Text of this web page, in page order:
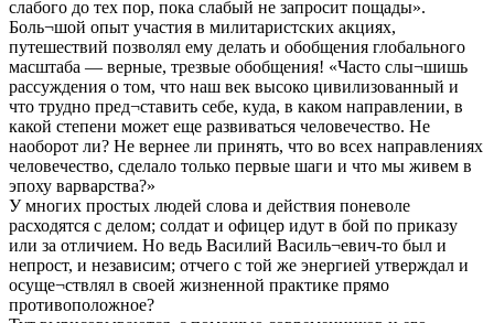
слабого до тех пор, пока слабый не запросит пощады».
Боль¬шой опыт участия в милитаристских акциях,
путешествий позволял ему делать и обобщения глобального
масштаба — верные, трезвые обобщения! «Часто слы¬шишь
рассуждения о том, что наш век высоко цивилизованный и
что трудно пред¬ставить себе, куда, в каком направлении, в
какой степени может еще развиваться человечество. Не
наоборот ли? Не вернее ли принять, что во всех направлениях
человечество, сделало только первые шаги и что мы живем в
эпоху варварства?»
У многих простых людей слова и действия поневоле
расходятся с делом; солдат и офицер идут в бой по приказу
или за отличием. Но ведь Василий Василь¬евич-то был и
непрост, и независим; отчего с той же энергией утверждал и
осуще¬ствлял в своей жизненной практике прямо
противоположное?